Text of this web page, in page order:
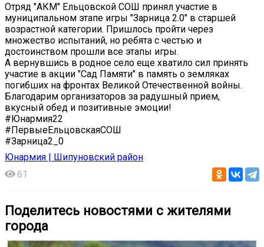
Отряд "АКМ" Ельцовской СОШ принял участие в
муниципальном этапе игры "Зарница 2.0" в старшей
возрастной категории. Пришлось пройти через
множество испытаний, но ребята с честью и
достоинством прошли все этапы игры.
А вернувшись в родное село еще хватило сил принять
участие в акции "Сад Памяти" в память о земляках
погибших на фронтах Великой Отечественной войны.
Благодарим организаторов за радушный прием,
вкусный обед и позитивные эмоции!
#Юнармия22
#ПервыеЕльцовскаяСОШ
#Зарница2_0
Юнармия | Шипуновский район
61
Поделитесь новостями с жителями
города